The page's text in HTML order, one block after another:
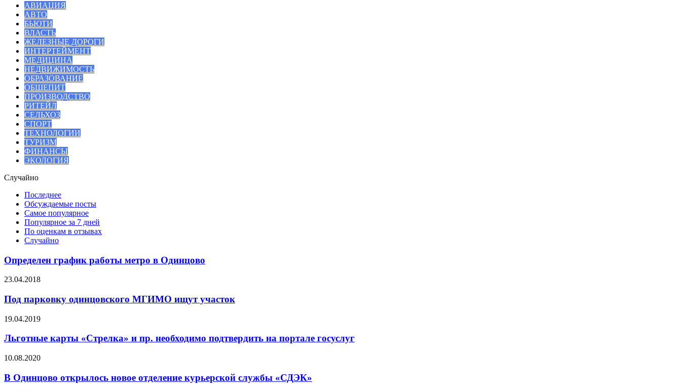
АВИАЦИЯ
АВТО
БЬЮТИ
ВЛАСТЬ
ЖЕЛЕЗНЫЕ ДОРОГИ
ИНТЕРТЕЙМЕНТ
МЕДИЦИНА
НЕДВИЖИМОСТЬ
ОБРАЗОВАНИЕ
ОБЩЕПИТ
ПРОИЗВОДСТВО
РИТЕЙЛ
СЕЛЬХОЗ
СПОРТ
ТЕХНОЛОГИИ
ТУРИЗМ
ФИНАНСЫ
ЭКОЛОГИЯ
Случайно
Последнее
Обсуждаемые посты
Самое популярное
Популярное за 7 дней
По оценкам в отзывах
Случайно
Определен график работы метро в Одинцово
23.04.2018
Под парковку одинцовского МГИМО ищут участок
19.04.2019
Льготные карты «Стрелка» и пр. необходимо подтвердить на портале госуслуг
10.08.2020
В Одинцово открылось новое отделение курьерской службы «СДЭК»